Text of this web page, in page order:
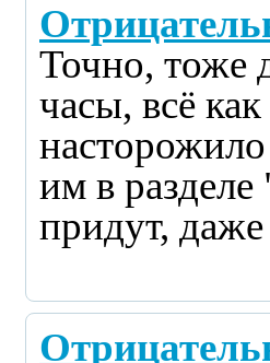
Точно, тоже
часы, всё
им в
придут,